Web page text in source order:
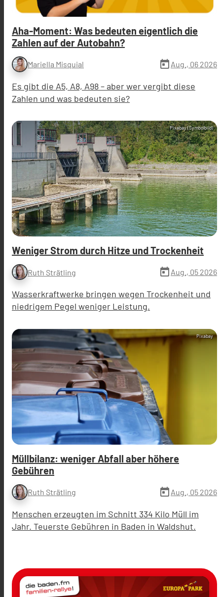
Aha-Moment: Was bedeuten eigentlich die
Zahlen auf der Autobahn?
Mariella Misquial today Aug., 06 2026
Es gibt die A5, A8, A98 – aber wer vergibt diese
Zahlen und was bedeuten sie?
Pixabay (Symbolbild)
Weniger Strom durch Hitze und Trockenheit
Ruth Strätling today Aug., 05 2026
Wasserkraftwerke bringen wegen Trockenheit und
niedrigem Pegel weniger Leistung.
Pixabay
Müllbilanz: weniger Abfall aber höhere
Gebühren
Ruth Strätling today Aug., 05 2026
Menschen erzeugten im Schnitt 334 Kilo Müll im
Jahr. Teuerste Gebühren in Baden in Waldshut.